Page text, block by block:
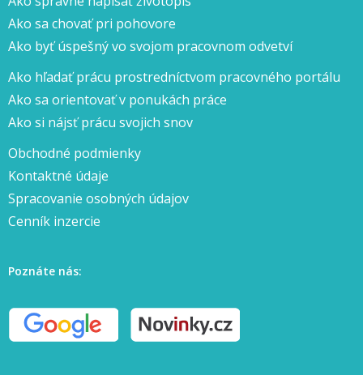
Ako sa chovať pri pohovore
Ako byť úspešný vo svojom pracovnom odvetví
Ako hľadať prácu prostredníctvom pracovného portálu
Ako sa orientovať v ponukách práce
Ako si nájsť prácu svojich snov
Obchodné podmienky
Kontaktné údaje
Spracovanie osobných údajov
Cenník inzercie
Poznáte nás: